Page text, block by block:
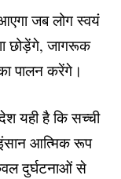
जब लोग स्वयं
छोड़ेंगे, जागरूक
पालन करेंगे।
यही है कि सच्ची
आत्मिक रूप
दुर्घटनाओं से